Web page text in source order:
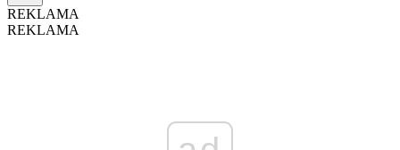
REKLAMA
REKLAMA